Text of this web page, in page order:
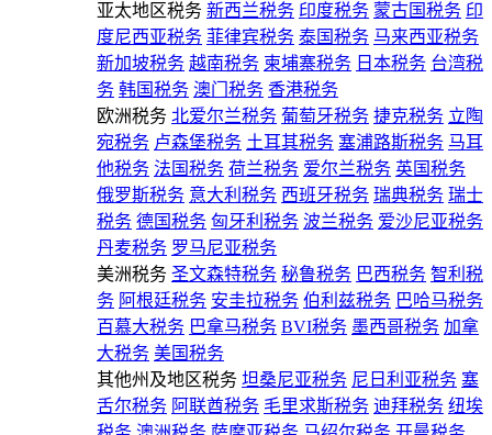
亚太地区税务 新西兰税务 印度税务 蒙古国税务 印
度尼西亚税务 菲律宾税务 泰国税务 马来西亚税务
新加坡税务 越南税务 柬埔寨税务 日本税务 台湾税
务 韩国税务 澳门税务 香港税务
欧洲税务 北爱尔兰税务 葡萄牙税务 捷克税务 立陶
宛税务 卢森堡税务 土耳其税务 塞浦路斯税务 马耳
他税务 法国税务 荷兰税务 爱尔兰税务 英国税务
俄罗斯税务 意大利税务 西班牙税务 瑞典税务 瑞士
税务 德国税务 匈牙利税务 波兰税务 爱沙尼亚税务
丹麦税务 罗马尼亚税务
美洲税务 圣文森特税务 秘鲁税务 巴西税务 智利税
务 阿根廷税务 安圭拉税务 伯利兹税务 巴哈马税务
百慕大税务 巴拿马税务 BVI税务 墨西哥税务 加拿
大税务 美国税务
其他州及地区税务 坦桑尼亚税务 尼日利亚税务 塞
舌尔税务 阿联酋税务 毛里求斯税务 迪拜税务 纽埃